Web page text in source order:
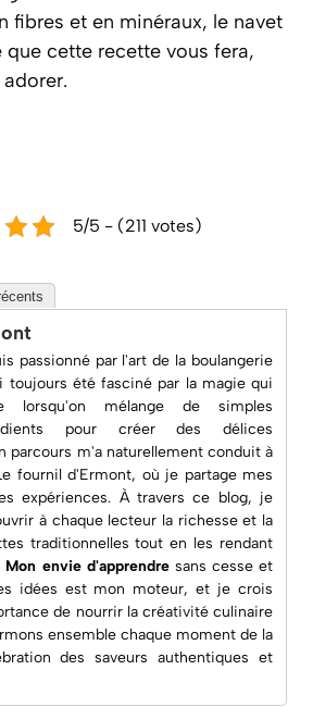
fibres et en minéraux, le navet
que cette recette vous fera,
adorer.
5/5 - (211 votes)
passionné par l'art de la boulangerie
toujours été fasciné par la magie qui
lorsqu'on mélange de simples
pour créer des délices
parcours m'a naturellement conduit à
fournil d'Ermont, où je partage mes
expériences. À travers ce blog, je
à chaque lecteur la richesse et la
traditionnelles tout en les rendant
Mon envie d'apprendresans cesse et
idées est mon moteur, et je crois
de nourrir la créativité culinaire
ensemble chaque moment de la
des saveurs authentiques et